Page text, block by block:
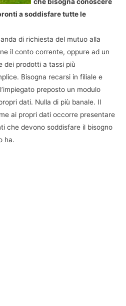
a soddisfare tutte le
di richiesta del mutuo alla
il conto corrente, oppure ad un
dei prodotti a tassi più
Bisogna recarsi in filiale e
preposto un modulo
dati. Nulla di più banale. Il
ai propri dati occorre presentare
che devono soddisfare il bisogno
ha.